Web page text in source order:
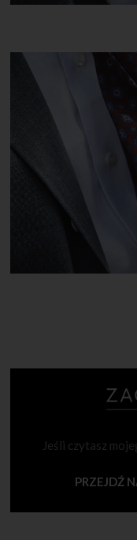
Jeśli czytasz
PRZEJDŹ